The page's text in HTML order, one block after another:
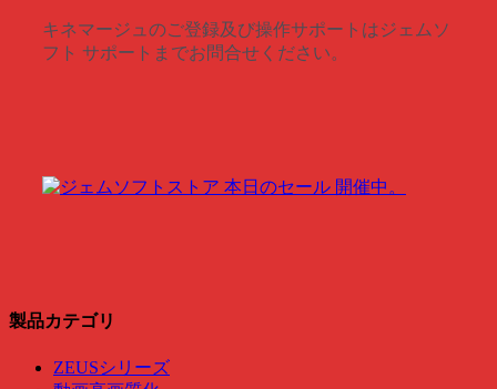
キネマージュのご登録及び操作サポートはジェムソ
フト サポートまでお問合せください。
製品カテゴリ
ZEUSシリーズ